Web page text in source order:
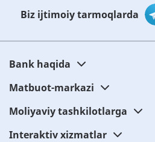
Biz ijtimoiy tarmoqlarda
Bank haqida
Matbuot-markazi
Moliyaviy tashkilotlarga
Interaktiv xizmatlar